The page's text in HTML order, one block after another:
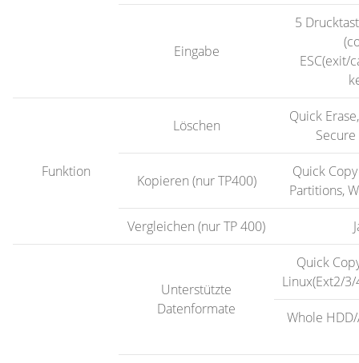
Eingabe
5
ESC(exit/
Funktion
Löschen
Quick
Secure
Kopieren (nur TP400)
Quick
Partitions,
Vergleichen (nur TP 400)
Unterstützte
Datenformate
Quick
Linux(Ext2/3/
Whole